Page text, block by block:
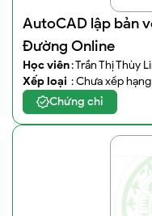
AutoCAD lập bản
Đường Online
Học viên: Trần Thị Thùy
Xếp loại : Chưa xếp hạng
Chứng chỉ